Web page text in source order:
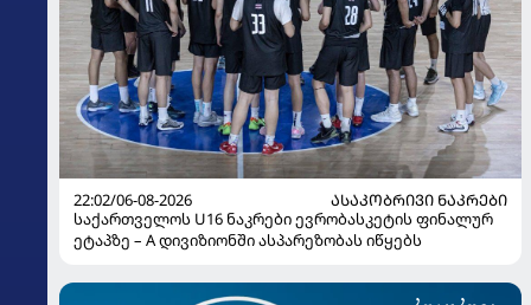
22:02/06-08-2026
ᲐᲡᲐᲙᲝᲑᲠᲘᲕᲘ ᲜᲐᲙᲠᲔᲑᲘ
საქართველოს U16 ნაკრები ევრობასკეტის ფინალურ
ეტაპზე – A დივიზიონში ასპარეზობას იწყებს